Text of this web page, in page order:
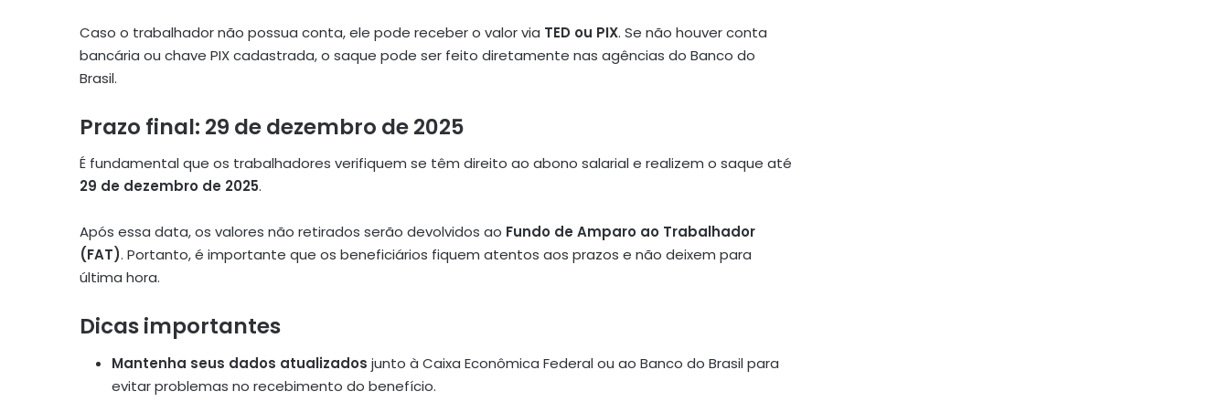
Caso o trabalhador não possua conta, ele pode receber o valor via TED ou PIX. Se não houver conta
bancária ou chave PIX cadastrada, o saque pode ser feito diretamente nas agências do Banco do
Brasil.
Prazo final: 29 de dezembro de 2025
É fundamental que os trabalhadores verifiquem se têm direito ao abono salarial e realizem o saque até
29 de dezembro de 2025.
Após essa data, os valores não retirados serão devolvidos ao Fundo de Amparo ao Trabalhador
(FAT). Portanto, é importante que os beneficiários fiquem atentos aos prazos e não deixem para
última hora.
Dicas importantes
Mantenha seus dados atualizados junto à Caixa Econômica Federal ou ao Banco do Brasil para
evitar problemas no recebimento do benefício.